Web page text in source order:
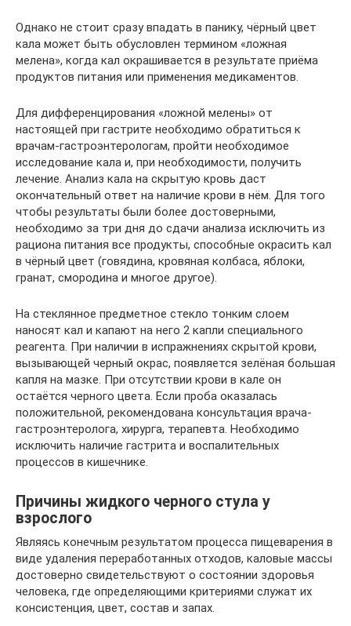
Однако не стоит сразу впадать в панику, чёрный цвет
кала может быть обусловлен термином «ложная
мелена», когда кал окрашивается в результате приёма
продуктов питания или применения медикаментов.
Для дифференцирования «ложной мелены» от
настоящей при гастрите необходимо обратиться к
врачам-гастроэнтерологам, пройти необходимое
исследование кала и, при необходимости, получить
лечение. Анализ кала на скрытую кровь даст
окончательный ответ на наличие крови в нём. Для того
чтобы результаты были более достоверными,
необходимо за три дня до сдачи анализа исключить из
рациона питания все продукты, способные окрасить кал
в чёрный цвет (говядина, кровяная колбаса, яблоки,
гранат, смородина и многое другое).
На стеклянное предметное стекло тонким слоем
наносят кал и капают на него 2 капли специального
реагента. При наличии в испражнениях скрытой крови,
вызывающей черный окрас, появляется зелёная большая
капля на мазке. При отсутствии крови в кале он
остаётся черного цвета. Если проба оказалась
положительной, рекомендована консультация врача-
гастроэнтеролога, хирурга, терапевта. Необходимо
исключить наличие гастрита и воспалительных
процессов в кишечнике.
Причины жидкого черного стула у
взрослого
Являясь конечным результатом процесса пищеварения в
виде удаления переработанных отходов, каловые массы
достоверно свидетельствуют о состоянии здоровья
человека, где определяющими критериями служат их
консистенция, цвет, состав и запах.